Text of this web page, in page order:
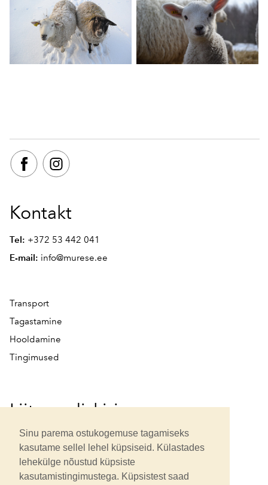
Sinu parema ostukogemuse tagamiseks
kasutame sellel lehel küpsiseid. Külastades
lehekülge nõustud küpsiste
kasutamistingimustega. Küpsistest saad
Kontakt
Tel: +372 53 442 041
E-mail: info@murese.ee
Transport
Tagastamine
Hooldamine
Tingimused
Liitu uudiskirjaga